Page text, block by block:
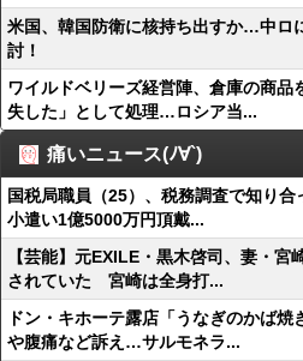
米国、韓国防衛に核持ち出すか…中ロ
討！
ワイルドベリーズ経営陣、倉庫の商品
失した」として処理…ロシア当...
痛いニュース(ﾉ∀`)
国税局職員（25）、税務調査で知り
小遣い1億5000万円頂戴...
【芸能】元EXILE・黒木啓司、妻・宮
されていた 宮崎は全身打...
ドン・キホーテ露店「うなぎのかば
や腹痛など訴え…サルモネラ...